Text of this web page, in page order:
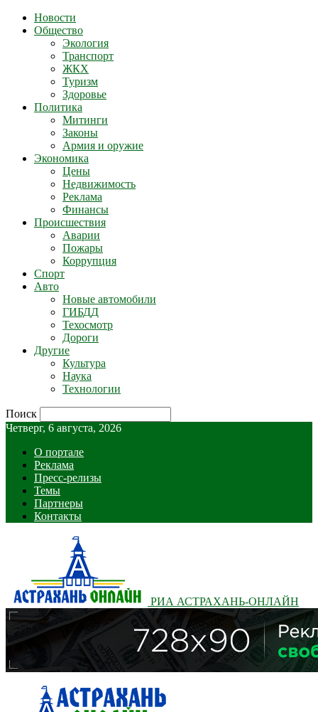
Новости
Общество
Экология
Транспорт
ЖКХ
Туризм
Здоровье
Политика
Митинги
Законы
Армия и оружие
Экономика
Цены
Недвижимость
Реклама
Финансы
Происшествия
Аварии
Пожары
Коррупция
Спорт
Авто
Новые автомобили
ГИБДД
Техосмотр
Дороги
Другие
Культура
Наука
Технологии
Поиск
Четверг, 6 августа, 2026
О портале
Реклама
Пресс-релизы
Темы
Партнеры
Контакты
РИА АСТРАХАНЬ-ОНЛАЙН